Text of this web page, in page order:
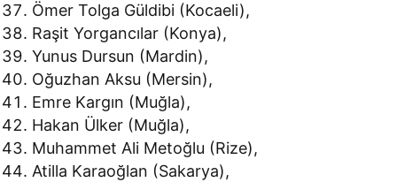
Ömer Tolga Güldibi (Kocaeli),
Raşit Yorgancılar (Konya),
Yunus Dursun (Mardin),
Oğuzhan Aksu (Mersin),
Emre Kargın (Muğla),
Hakan Ülker (Muğla),
Muhammet Ali Metoğlu (Rize),
Atilla Karaoğlan (Sakarya),